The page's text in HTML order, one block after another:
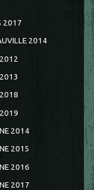
2017
2014
2018
2019
2014
2015
2016
2017